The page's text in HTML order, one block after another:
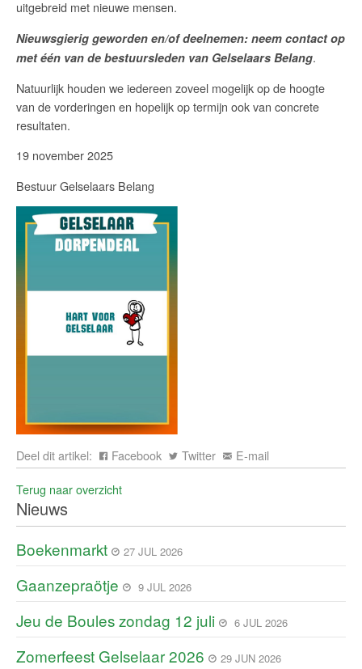
uitgebreid met nieuwe mensen.
Nieuwsgierig geworden en/of deelnemen: neem contact op
met één van de bestuursleden van Gelselaars Belang.
Natuurlijk houden we iedereen zoveel mogelijk op de hoogte
van de vorderingen en hopelijk op termijn ook van concrete
resultaten.
19 november 2025
Bestuur Gelselaars Belang
Deel dit artikel: Facebook Twitter
E-mail
Terug naar overzicht
Nieuws
Boekenmarkt 27 JUL 2026
Gaanzepraötje 9 JUL 2026
Jeu de Boules zondag 12 juli 6 JUL 2026
Zomerfeest Gelselaar 2026 29 JUN 2026